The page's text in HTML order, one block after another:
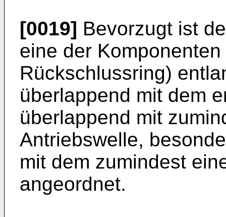
[0019] Bevorzugt ist
eine der
Rückschlussring)
überlappend mit dem
überlappend mit
Antriebswelle,
mit dem zumindest
angeordnet.